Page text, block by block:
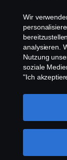
Kontakt
Cookies Politik
Cookie
© Copyright
CV AB (publ),
Wir
analysieren.
Nutzung
soziale
"Ich
Cookies
bitte
Klicken auf